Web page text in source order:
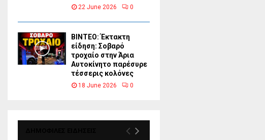
22 June 2026 0
ΒΙΝΤΕΟ: Έκτακτη
είδηση: Σοβαρό
τροχαίο στην Άρια
Αυτοκίνητο παρέσυρε
τέσσερις κολόνες
18 June 2026 0